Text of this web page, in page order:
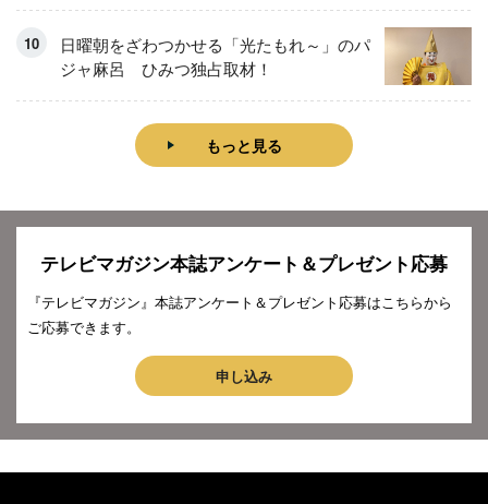
日曜朝をざわつかせる「光たもれ～」のパ
ジャ麻呂 ひみつ独占取材！
もっと見る
テレビマガジン本誌アンケート＆プレゼント応募
『テレビマガジン』本誌アンケート＆プレゼント応募はこちらから
ご応募できます。
申し込み